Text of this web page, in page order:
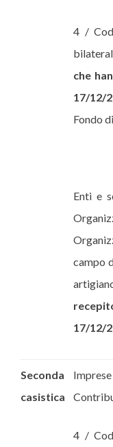
4 /
che
17/12/
Fondo
Enti e
campo
17/12/
Seconda
casistica
4 /